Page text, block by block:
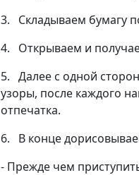
3. Складываем бумагу
4. Открываем и
5. Далее с одной
узоры, после каждого
отпечатка.
6. В конце
- Прежде чем